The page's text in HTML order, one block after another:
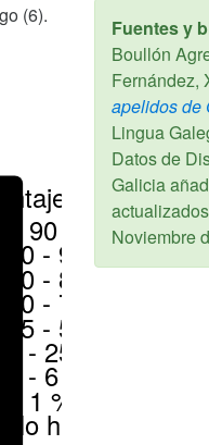
(6).
> 90 %
80 - 90 %
70 - 80 %
50 - 70 %
25 - 50 %
6 - 25 %
1 - 6 %
< 1 %
No hay
Fuentes y
Boullón
Fernández,
apelidos de
Lingua
Datos de
Galicia
Noviembre